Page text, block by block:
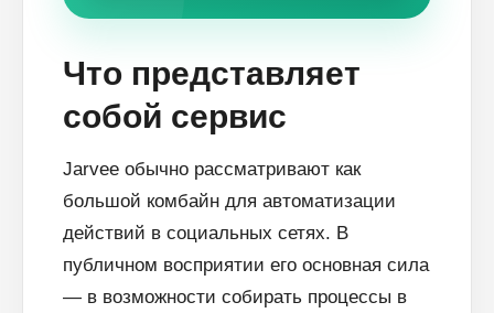
Что представляет
собой сервис
Jarvee обычно рассматривают как
большой комбайн для автоматизации
действий в социальных сетях. В
публичном восприятии его основная сила
— в возможности собирать процессы в